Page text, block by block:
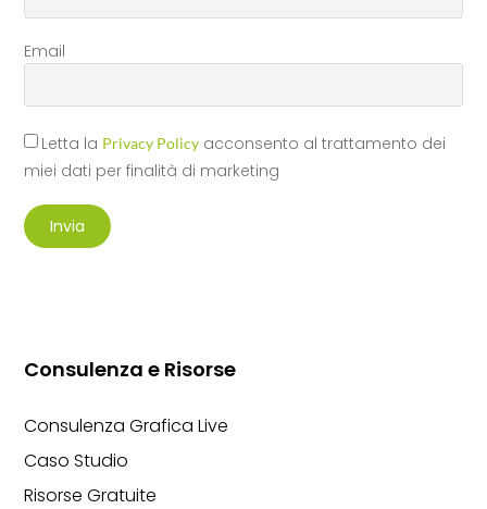
Consulenza e Risorse
Consulenza Grafica Live
Caso Studio
Risorse Gratuite
Email
Letta la Privacy Policy acconsento al trattamento dei
miei dati per finalità di marketing
Invia